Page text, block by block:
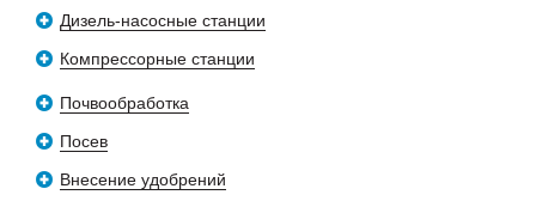
Дизель-насосные станции
Компрессорные станции
Почвообработка
Посев
Внесение удобрений